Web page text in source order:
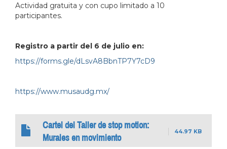
Actividad gratuita y con cupo limitado a 10
participantes.
Registro a partir del 6 de julio en:
https://forms.gle/dLsvA8BbnTP7Y7cD9
https://www.musaudg.mx/
Cartel del Taller de stop motion:
Murales en movimiento
44.97 KB